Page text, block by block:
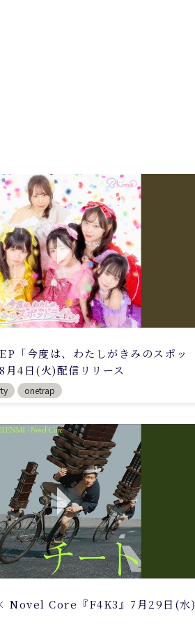
「今度は、わたしがきみのスポッ
月4日(火)配信リリース
onetrap
Novel Core『F4K3』7月29日(水)